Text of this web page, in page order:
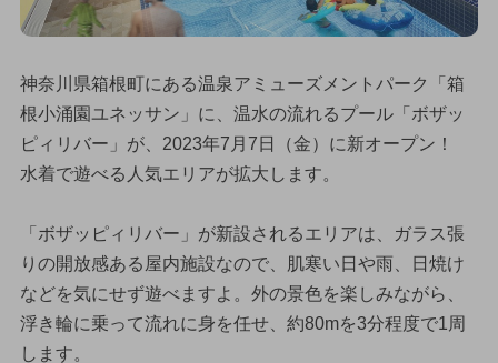
神奈川県箱根町にある温泉アミューズメントパーク「箱
根小涌園ユネッサン」に、温水の流れるプール「ボザッ
ピィリバー」が、2023年7月7日（金）に新オープン！
水着で遊べる人気エリアが拡大します。
「ボザッピィリバー」が新設されるエリアは、ガラス張
りの開放感ある屋内施設なので、肌寒い日や雨、日焼け
などを気にせず遊べますよ。外の景色を楽しみながら、
浮き輪に乗って流れに身を任せ、約80mを3分程度で1周
します。